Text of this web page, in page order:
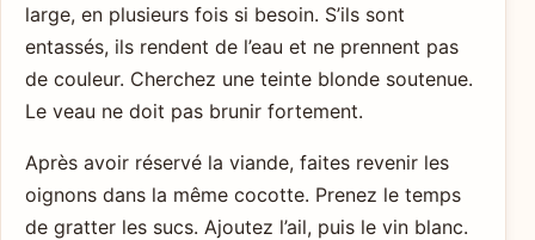
large, en plusieurs fois si besoin. S’ils sont
entassés, ils rendent de l’eau et ne prennent pas
de couleur. Cherchez une teinte blonde soutenue.
Le veau ne doit pas brunir fortement.
Après avoir réservé la viande, faites revenir les
oignons dans la même cocotte. Prenez le temps
de gratter les sucs. Ajoutez l’ail, puis le vin blanc.